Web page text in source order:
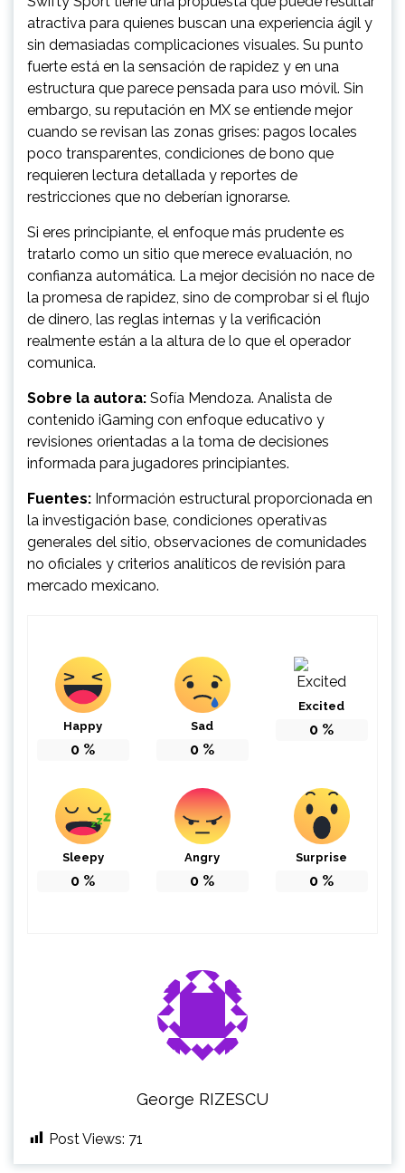
atractiva para quienes buscan una experiencia ágil y
sin demasiadas complicaciones visuales. Su punto
fuerte está en la sensación de rapidez y en una
estructura que parece pensada para uso móvil. Sin
embargo, su reputación en MX se entiende mejor
cuando se revisan las zonas grises: pagos locales
poco transparentes, condiciones de bono que
requieren lectura detallada y reportes de
restricciones que no deberían ignorarse.
Si eres principiante, el enfoque más prudente es
tratarlo como un sitio que merece evaluación, no
confianza automática. La mejor decisión no nace de
la promesa de rapidez, sino de comprobar si el flujo
de dinero, las reglas internas y la verificación
realmente están a la altura de lo que el operador
comunica.
Sobre la autora: Sofía Mendoza. Analista de
contenido iGaming con enfoque educativo y
revisiones orientadas a la toma de decisiones
informada para jugadores principiantes.
Fuentes: Información estructural proporcionada en
la investigación base, condiciones operativas
generales del sitio, observaciones de comunidades
no oficiales y criterios analíticos de revisión para
mercado mexicano.
Happy
0 %
Sad
0 %
Excited
0 %
Sleepy
0 %
Angry
0 %
Surprise
0 %
George RIZESCU
Post Views: 71